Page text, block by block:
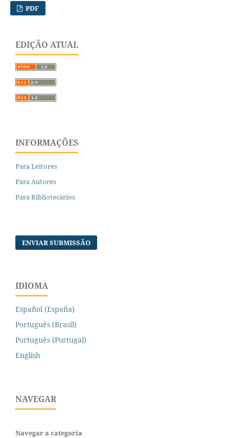
PDF
EDIÇÃO ATUAL
INFORMAÇÕES
Para Leitores
Para Autores
Para Bibliotecários
ENVIAR SUBMISSÃO
IDIOMA
Español (España)
Português (Brasil)
Português (Portugal)
English
NAVEGAR
Navegar a categoria